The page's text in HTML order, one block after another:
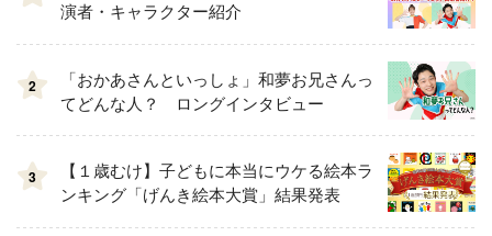
演者・キャラクター紹介
2
「おかあさんといっしょ」和夢お兄さんっ
てどんな人？ ロングインタビュー
3
【１歳むけ】子どもに本当にウケる絵本ラ
ンキング「げんき絵本大賞」結果発表